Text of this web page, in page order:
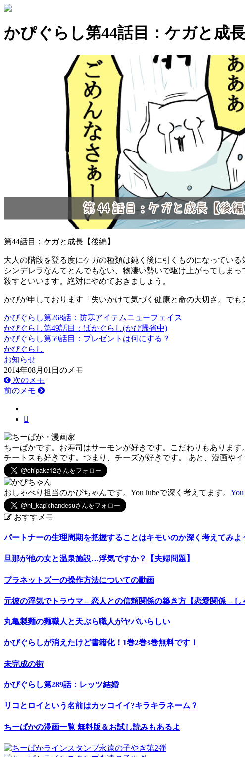
かぴぐらし第44話目：ケガと成長
第44話目：ケガと成長【後編】
大人の階段を登る度にケガの種類は鈍く後に引くものになっている
シンデレラなんてとんでもない、物凄い勢いで駆け上がってしま
殺すといいます。絶対にやめておきましょう。
かぴが申しております「失いかけて気づく健康と命の大切さ。で
かぴぐらし第268話：防寒アイテムニューフェイス
かぴぐらし第49話目：ぱかぐらし(かぴ帰省中)
かぴぐらし第59話目：プレゼントは何にする？
かぴぐらし
お知らせ
2014年08月01日のメモ
次のメモ
前のメモ
ちーぱかです。お寿司はサーモンが好きです。こだわりもありま
チートスも好きです。つまり、チーズが好きです。 あと、漫画や
おしゃべり担当のかぴちゃんです。YouTubeで深く考えてます。
おすすメモ
パートナーの生理周期を把握することはキモいのか深く考えてみよ
旦那が他の女と温泉施設…浮気ですか？【夫婦問題】
プラネットズーの操作方法についての動画
元彼の浮気でトラウマ – 恋人との信頼関係の築き方【恋愛関係 – し
丸亀製麺の麺職人と天ぷら職人がヤバいらしい
かぴぐらしが消えたけど書籍化！1巻2巻3巻無料です！
未完成の街
かぴぐらし第289話：レッツ結婚
リコとロイという名前はカッコイイ?キラキラネーム？
ちーぱかの漫画一覧 無料版＆お試し読みもあるよ